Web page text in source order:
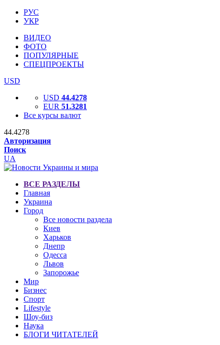
РУС
УКР
ВИДЕО
ФОТО
ПОПУЛЯРНЫЕ
СПЕЦПРОЕКТЫ
USD
USD 44.4278
EUR 51.3281
Все курсы валют
44.4278
Авторизация
Поиск
UA
ВСЕ РАЗДЕЛЫ
Главная
Украина
Город
Все новости раздела
Киев
Харьков
Днепр
Одесса
Львов
Запорожье
Мир
Бизнес
Спорт
Lifestyle
Шоу-биз
Наука
БЛОГИ ЧИТАТЕЛЕЙ